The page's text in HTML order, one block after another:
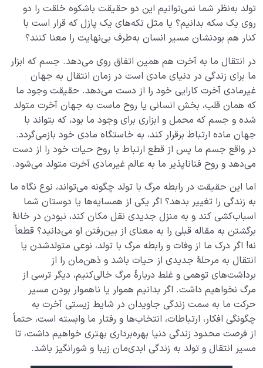
تولد به‌نظر شما نمی‌توانیم این دو حقیقت باشکوه خلقت را دو
روی یک سکه بدانیم؟ یا مثل تکه‌های یک پازل که قرار است با
کنار هم بودنشان مسیر انسان به‌طرف بی‌نهایت را معنا کنند؟
در انتقال ما به آخرت هم همین اتفاق روی می‌دهد. جسم که ابزار
ما برای زندگی در دنیای مادی است در زمان انتقال به جهان
غیرمادی آخرت کارایی خود را از دست می‌دهد. حقیقت وجود ما
که همان قلب، بخش انسانی یا روح ماست به جهان آخرت متولد
شده و جسم که محمل و ابزاری برای وجود ما بود، که بتواند با
جهان ماده ارتباط برقرار کند، به خاستگاه مادی خود بازمی‌گردد.
در واقع جسم ما پس از قطع ارتباط با روح حیات خود را از دست
می‌دهد و روح فناناپذیر ما به عالم غیرمادی آخرت متولد می‌شود.
اما این حقیقت در رابطه مرگ با تولد چگونه می‌تواند، نوع نگاه ما
به زندگی را تغییر بدهد؟ اگر یکی از همسایه‌ها یا دوستان شما
اسباب‌کشی کند و به منزل جدیدی نقل مکان کند، نبودن در خانۀ
برگشتن به مقاله قبلی را به معنای از بین‌رفتن او می‌دانید؟ قطعاً
نه! اگر درک ما از وفات و رابطه مرگ با تولد، نوعی متولدشدن یا
انتقال به مرحلۀ جدیدی از حیات باشد و ذهن‌مان را از
برداشت‌های توهمی و غلط دربارۀ مرگ خالی‌کنیم، دیگر ترسی از
مرگ نخواهیم داشت. اگر بدانیم هموار یا ناهموار بودن مسیر
حرکت ما به سمت زندگی جاویدان در شایط زیستی آخرت به
چگونگی افکار، ارتباطات، انتخاب‌ها و رفتار ما وابسته است، حتماً
از فرصت محدود زندگی دنیا بهره‌برداری بهتری خواهیم داشت، تا
مسیر انتقال و تولد به زندگی ابدی‌مان‌ زیبا و شورانگیز باشد.